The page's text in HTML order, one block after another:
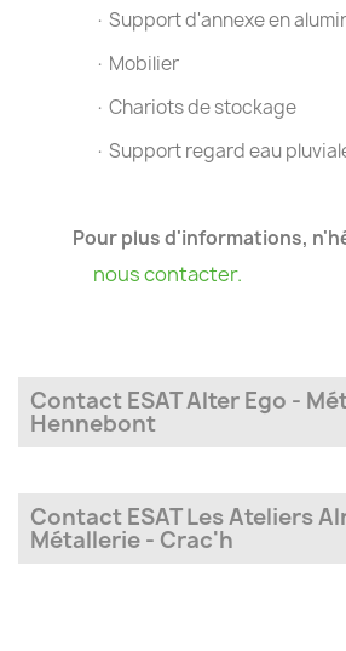
· Support d'annexe en
· Mobilier
· Chariots de stockage
· Support regard eau
Pour plus d'informations,
nous contacter.
Contact ESAT Alter Ego -
Hennebont
2 Rue Denis Papin - Zone de
56700 HENNEBONT
Contact ESAT Les Ateliers
Métallerie - Crac'h